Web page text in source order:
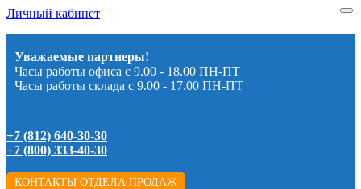
Личный кабинет
Уважаемые партнеры!
Часы работы офиса с 9.00 - 18.00 ПН-ПТ
Часы работы склада с 9.00 - 17.00 ПН-ПТ
+7 (812) 640-30-30
+7 (800) 333-40-30
КОНТАКТЫ ОТДЕЛА ПРОДАЖ